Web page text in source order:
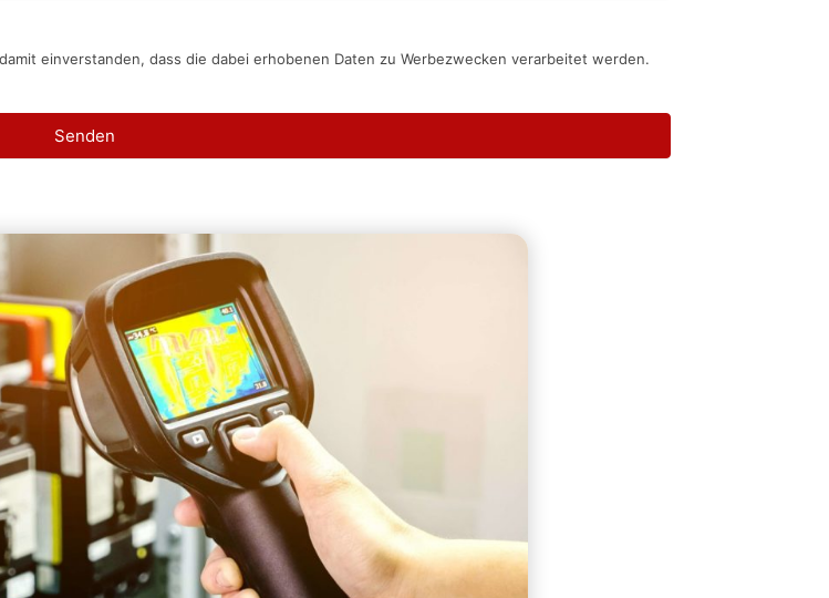
einverstanden, dass die dabei erhobenen Daten zu Werbezwecken verarbeitet werden.
Senden